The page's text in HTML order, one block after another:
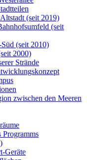
(seit 2019)
(seit
(seit 2010)
2000)
Strände
zwischen den Meeren
Geräte